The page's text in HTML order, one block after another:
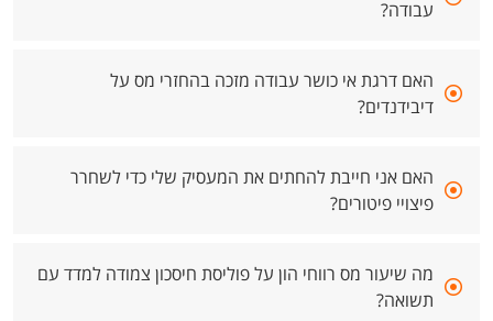
עבודה?
האם דרגת אי כושר עבודה מזכה בהחזרי מס על
דיבידנדים?
האם אני חייבת להחתים את המעסיק שלי כדי לשחרר
פיצויי פיטורים?
מה שיעור מס רווחי הון על פוליסת חיסכון צמודה למדד עם
תשואה?